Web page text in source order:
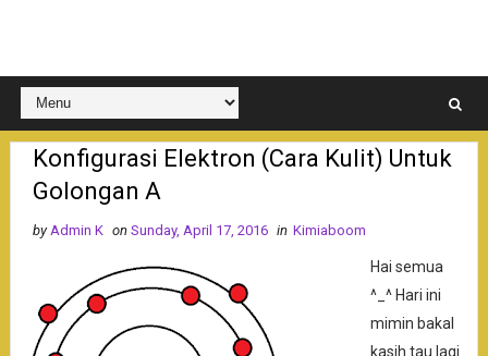
Konfigurasi Elektron (Cara Kulit) Untuk
Golongan A
by Admin K on Sunday, April 17, 2016 in Kimiaboom
Hai semua
^_^ Hari ini
mimin bakal
kasih tau lagi